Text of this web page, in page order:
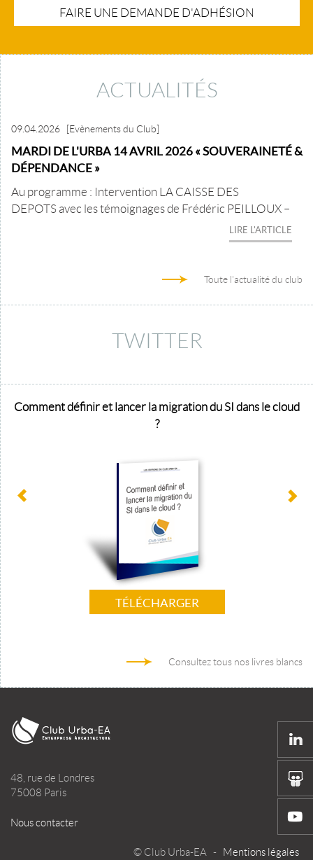
FAIRE UNE DEMANDE D'ADHÉSION
ACTUALITÉS
09.04.2026 [Evènements du Club]
MARDI DE L'URBA 14 AVRIL 2026 « SOUVERAINETÉ &
DÉPENDANCE »
Au programme : Intervention LA CAISSE DES
DEPOTS avec les témoignages de Frédéric PEILLOUX –
LIRE L'ARTICLE
Toute l'actualité du club
TWITTER
Comment définir et lancer la migration du SI dans le cloud
?
TÉLÉCHARGER
Consultez tous nos livres blancs
48, rue de Londres
75008 Paris
Nous contacter
© Club Urba-EA - Mentions légales